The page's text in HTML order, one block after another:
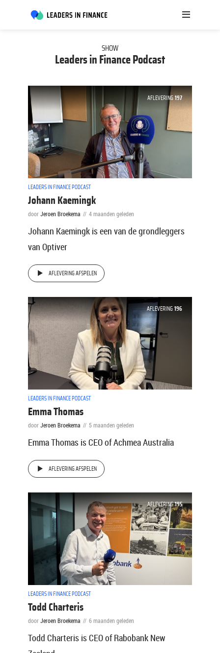
SHOW
Leaders in Finance Podcast
AFLEVERING 197
LEADERS IN FINANCE PODCAST
Johann Kaemingk
doorJeroen Broekema 4 maanden geleden
Johann Kaemingk is een van de grondleggers
van Optiver
AFLEVERING AFSPELEN
AFLEVERING 196
LEADERS IN FINANCE PODCAST
Emma Thomas
doorJeroen Broekema 5 maanden geleden
Emma Thomas is CEO of Achmea Australia
AFLEVERING AFSPELEN
AFLEVERING 195
LEADERS IN FINANCE PODCAST
Todd Charteris
doorJeroen Broekema 6 maanden geleden
Todd Charteris is CEO of Rabobank New